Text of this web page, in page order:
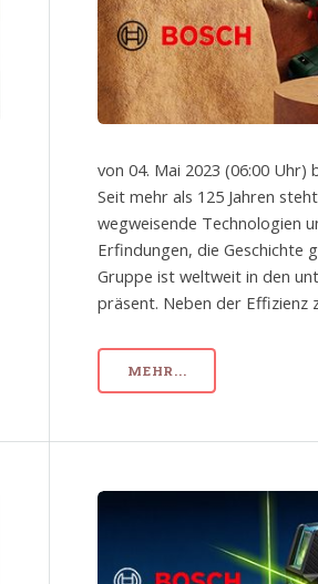
von 04. Mai 2023 (06:00 Uhr)
Seit mehr als 125 Jahren
wegweisende Technologien
Erfindungen, die Geschichte
Gruppe ist weltweit in den
präsent. Neben der Effizienz
MEHR...